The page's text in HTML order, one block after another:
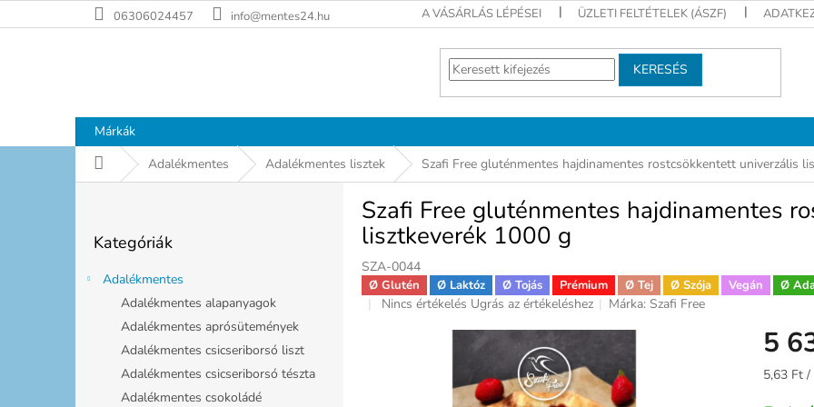
a
06306024457 info@mentes24.hu A VÁSÁRLÁS LÉPÉSEI ÜZLETI FELTÉTELEK (ÁSZF)
KERESÉS
Márkák
KezdőlapAdalékmentes Adalékmentes lisztek Szafi Free gluténmentes hajdinamentes rostcsökkentett univerzális
átugrása
Kategóriák
Adalékmentes
Adalékmentes alapanyagok
Adalékmentes aprósütemények
Adalékmentes csicseriborsó liszt
Adalékmentes csicseriborsó tészta
Adalékmentes csokoládé
Szafi Free gluténmentes hajdinamentes
lisztkeverék 1000 g
SZA-0044
Ø Glutén Ø Laktóz Ø Tojás Prémium Ø Tej Ø Szója Vegán Ø
A
Nincs értékelés Ugrás az értékeléshez Márka: Szafi Free
5
5,63 Ft /